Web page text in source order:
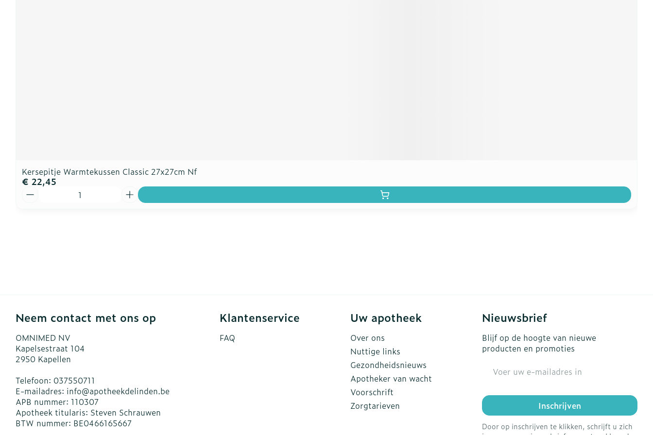
Kersepitje Warmtekussen Classic 27x27cm Nf
€ 22,45
Neem contact met ons op
OMNIMED NV
Kapelsestraat 104
2950 Kapellen
Telefoon: 037550711
E-mailadres: info@apotheekdelinden.be
APB nummer: 110307
Apotheek titularis: Steven Schrauwen
BTW nummer: BE0466165667
Klantenservice
FAQ
Uw apotheek
Over ons
Nuttige links
Gezondheidsnieuws
Apotheker van wacht
Voorschrift
Zorgtarieven
Nieuwsbrief
Blijf op de hoogte van nieuwe
producten en promoties
Inschrijven
Door op inschrijven te klikken, schrijft u zich